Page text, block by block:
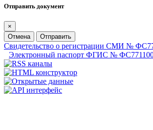
Отправить документ
×
Отмена
Отправить
Свидетельство о регистрации СМИ №
Электронный паспорт ФГИС №